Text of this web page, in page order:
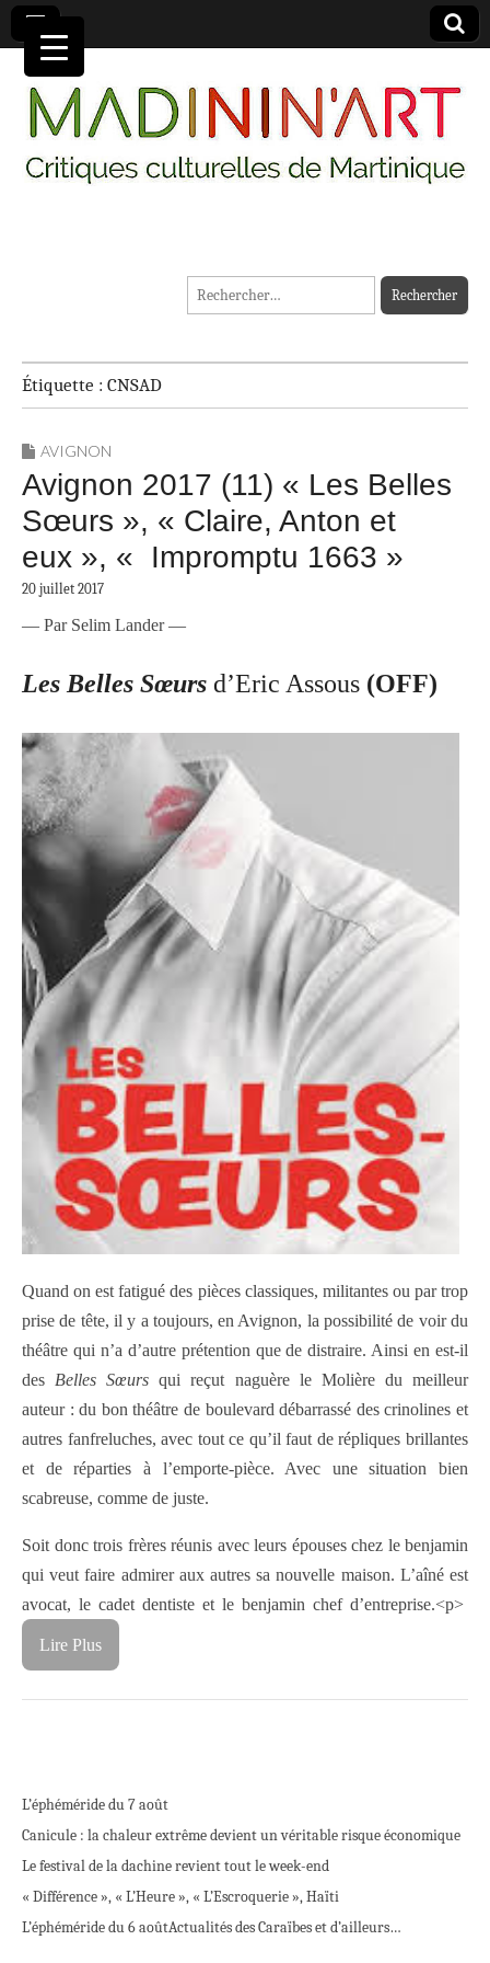
MADININ'ART
Rechercher :
Étiquette : CNSAD
AVIGNON
Avignon 2017 (11) « Les Belles
Sœurs », « Claire, Anton et
eux », « Impromptu 1663 »
20 juillet 2017
— Par Selim Lander —
Les Belles Sœurs d’Eric Assous (OFF)
Quand on est fatigué des pièces classiques, militantes ou par trop
prise de tête, il y a toujours, en Avignon, la possibilité de voir du
théâtre qui n’a d’autre prétention que de distraire. Ainsi en est-il
des Belles Sœurs qui reçut naguère le Molière du meilleur
auteur : du bon théâtre de boulevard débarrassé des crinolines et
autres fanfreluches, avec tout ce qu’il faut de répliques brillantes
et de réparties à l’emporte-pièce. Avec une situation bien
scabreuse, comme de juste.
Soit donc trois frères réunis avec leurs épouses chez le benjamin
qui veut faire admirer aux autres sa nouvelle maison. L’aîné est
avocat, le cadet dentiste et le benjamin chef d’entreprise.<p>
Lire Plus
L’éphéméride du 7 août
Canicule : la chaleur extrême devient un véritable risque économique
Le festival de la dachine revient tout le week-end
« Différence », « L’Heure », « L’Escroquerie », Haïti
L’éphéméride du 6 aoûtActualités des Caraïbes et d’ailleurs…